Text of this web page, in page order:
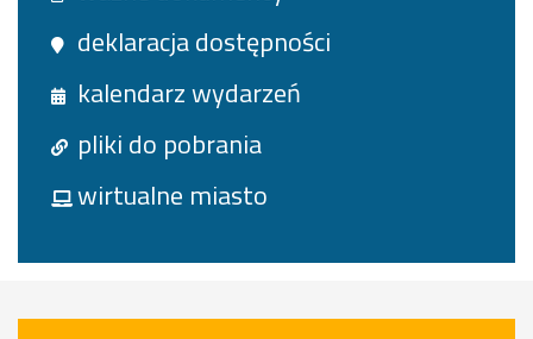
deklaracja dostępności
kalendarz wydarzeń
pliki do pobrania
wirtualne miasto